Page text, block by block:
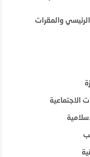
الرئيسي والمقرات
الاجتماعية